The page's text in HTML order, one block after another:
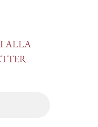
ALLA